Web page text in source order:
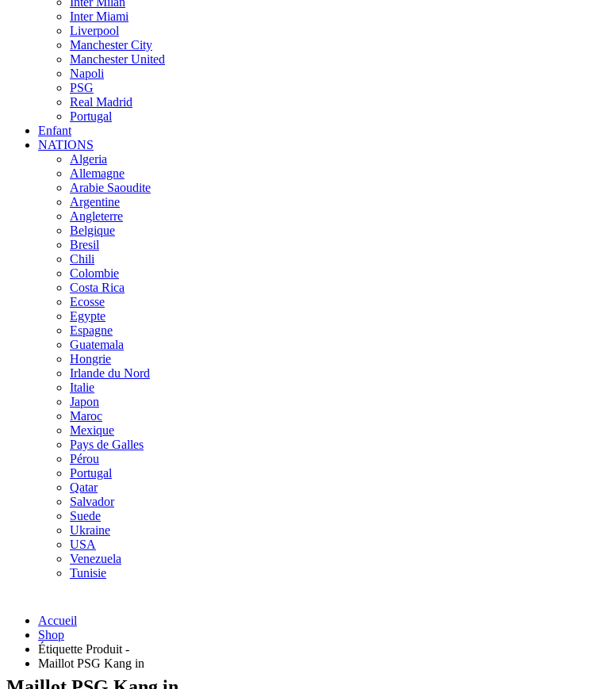
Inter Miami
Liverpool
Manchester City
Manchester United
Napoli
PSG
Real Madrid
Portugal
Enfant
NATIONS
Algeria
Allemagne
Arabie Saoudite
Argentine
Angleterre
Belgique
Bresil
Chili
Colombie
Costa Rica
Ecosse
Egypte
Espagne
Guatemala
Hongrie
Irlande du Nord
Italie
Japon
Maroc
Mexique
Pays de Galles
Pérou
Portugal
Qatar
Salvador
Suede
Ukraine
USA
Venezuela
Tunisie
Accueil
Shop
Étiquette Produit -
Maillot PSG Kang in